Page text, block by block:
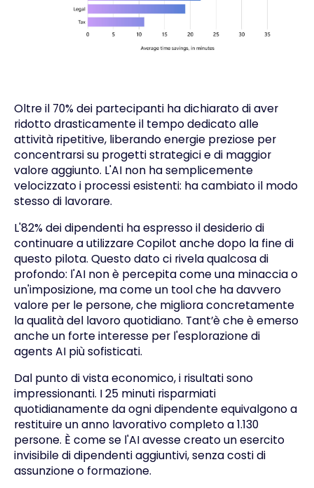
Oltre il 70% dei partecipanti ha dichiarato di aver
ridotto drasticamente il tempo dedicato alle
attività ripetitive, liberando energie preziose per
concentrarsi su progetti strategici e di maggior
valore aggiunto. L'AI non ha semplicemente
velocizzato i processi esistenti: ha cambiato il modo
stesso di lavorare.
L'82% dei dipendenti ha espresso il desiderio di
continuare a utilizzare Copilot anche dopo la fine di
questo pilota. Questo dato ci rivela qualcosa di
profondo: l'AI non è percepita come una minaccia o
un'imposizione, ma come un tool che ha davvero
valore per le persone, che migliora concretamente
la qualità del lavoro quotidiano. Tant’è che è emerso
anche un forte interesse per l'esplorazione di
agents AI più sofisticati.
Dal punto di vista economico, i risultati sono
impressionanti. I 25 minuti risparmiati
quotidianamente da ogni dipendente equivalgono a
restituire un anno lavorativo completo a 1.130
persone. È come se l'AI avesse creato un esercito
invisibile di dipendenti aggiuntivi, senza costi di
assunzione o formazione.